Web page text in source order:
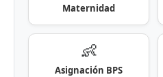
Maternidad
👶
Asignación BPS